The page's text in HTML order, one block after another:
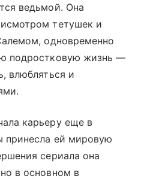
ведьмой. Она
тетушек и
одновременно
подростковую жизнь —
влюбляться и
карьеру еще в
принесла ей мировую
сериала она
в основном в